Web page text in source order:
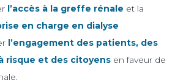
l’accès à la greffe rénale et la
en charge en dialyse
l’engagement des patients, des
risque et des citoyens en faveur de